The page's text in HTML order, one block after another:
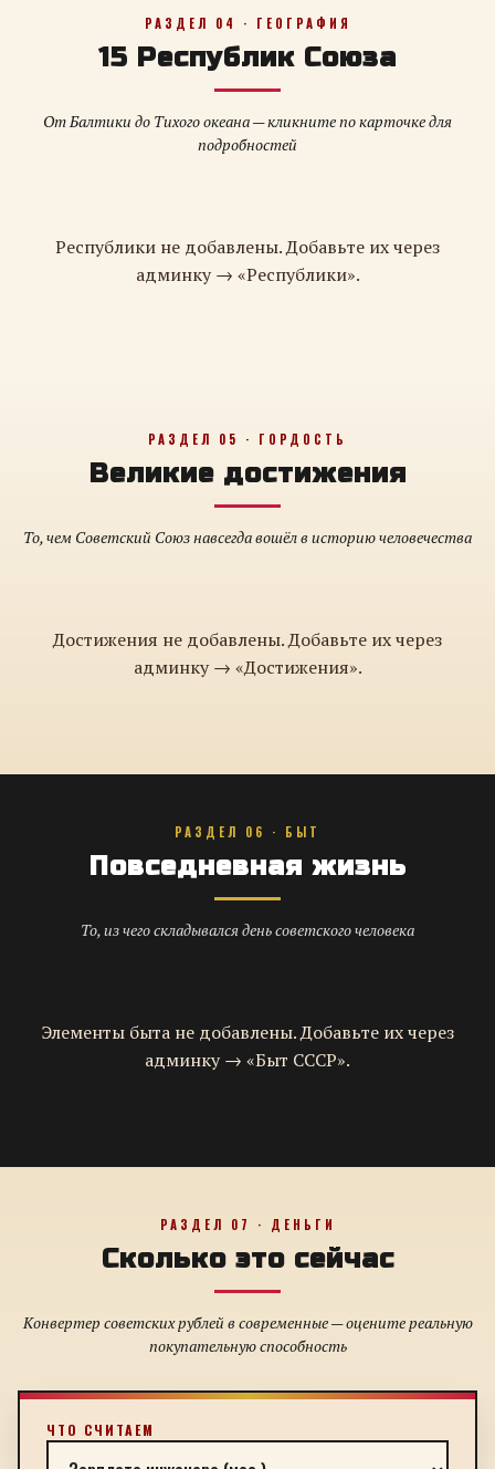
РАЗДЕЛ 04 · ГЕОГРАФИЯ
15 Республик Союза
От Балтики до Тихого океана — кликните по карточке для
подробностей
Республики не добавлены. Добавьте их через
админку → «Республики».
РАЗДЕЛ 05 · ГОРДОСТЬ
Великие достижения
То, чем Советский Союз навсегда вошёл в историю человечества
Достижения не добавлены. Добавьте их через
админку → «Достижения».
РАЗДЕЛ 06 · БЫТ
Повседневная жизнь
То, из чего складывался день советского человека
Элементы быта не добавлены. Добавьте их через
админку → «Быт СССР».
РАЗДЕЛ 07 · ДЕНЬГИ
Сколько это сейчас
Конвертер советских рублей в современные — оцените реальную
покупательную способность
ЧТО СЧИТАЕМ